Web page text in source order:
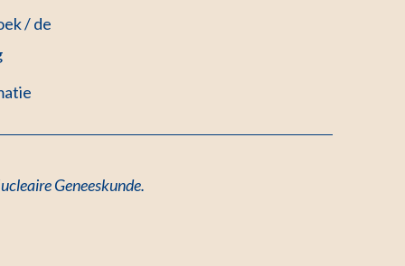
/ de
Geneeskunde.